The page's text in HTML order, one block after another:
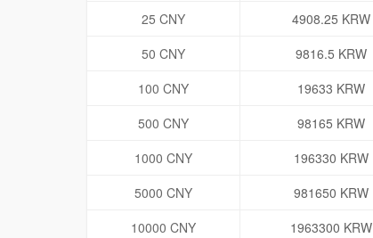
25 CNY
4908.25 KRW
50 CNY
9816.5 KRW
100 CNY
19633 KRW
500 CNY
98165 KRW
1000 CNY
196330 KRW
5000 CNY
981650 KRW
10000 CNY
1963300 KRW